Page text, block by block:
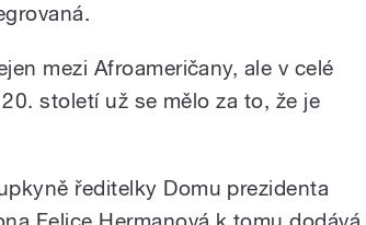
mezi Afroameričany, ale v celé
století už se mělo za to, že je
ředitelky Domu prezidenta